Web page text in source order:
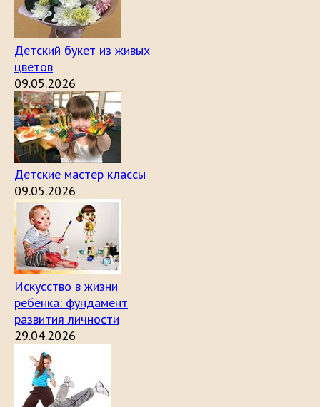
Детский букет из живых
цветов
09.05.2026
Детские мастер классы
09.05.2026
Искусство в жизни
ребёнка: фундамент
развития личности
29.04.2026